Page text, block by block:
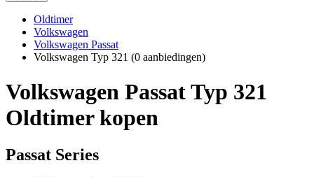
Oldtimer
Volkswagen
Volkswagen Passat
Volkswagen Typ 321 (0 aanbiedingen)
Volkswagen Passat Typ 321
Oldtimer kopen
Passat Series